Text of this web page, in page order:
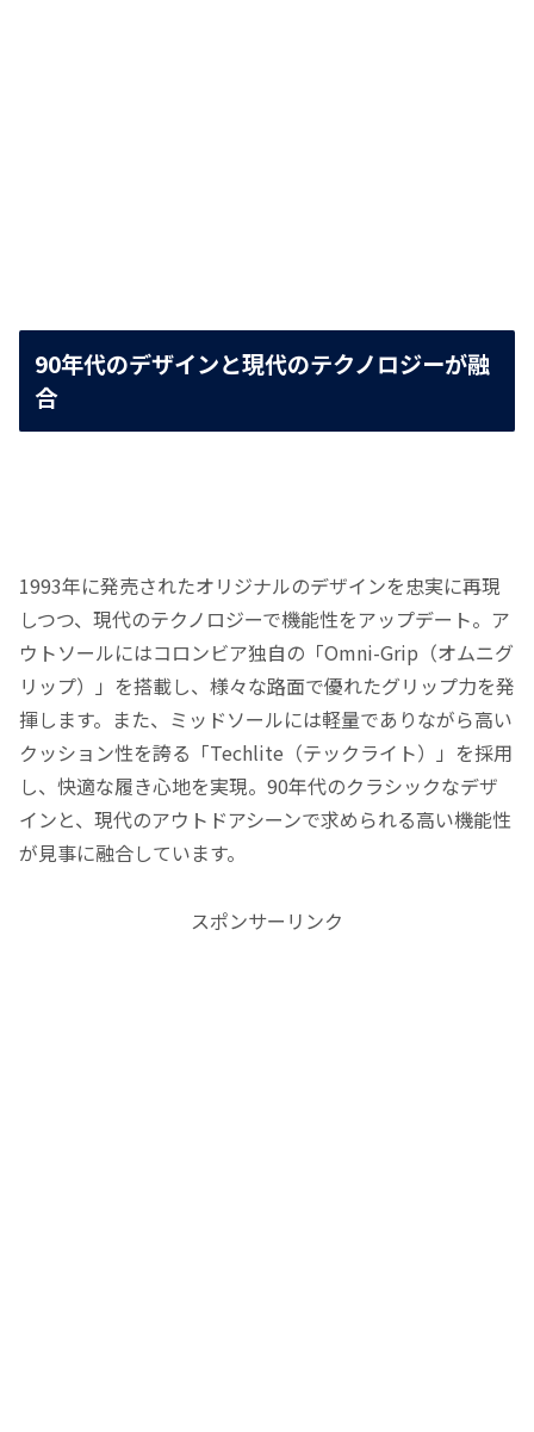
90年代のデザインと現代のテクノロジーが融
合
1993年に発売されたオリジナルのデザインを忠実に再現
しつつ、現代のテクノロジーで機能性をアップデート。ア
ウトソールにはコロンビア独自の「Omni-Grip（オムニグ
リップ）」を搭載し、様々な路面で優れたグリップ力を発
揮します。また、ミッドソールには軽量でありながら高い
クッション性を誇る「Techlite（テックライト）」を採用
し、快適な履き心地を実現。90年代のクラシックなデザ
インと、現代のアウトドアシーンで求められる高い機能性
が見事に融合しています。
スポンサーリンク